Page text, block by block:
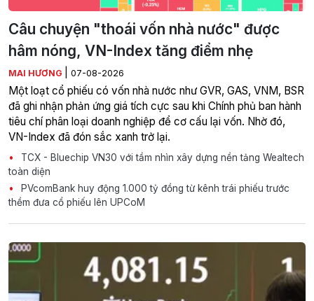
Câu chuyện "thoái vốn nhà nước" được
hâm nóng, VN-Index tăng điểm nhẹ
MAI HƯƠNG 07-08-2026
Một loạt cổ phiếu có vốn nhà nước như GVR, GAS, VNM, BSR
đã ghi nhận phản ứng giá tích cực sau khi Chính phủ ban hành
tiêu chí phân loại doanh nghiệp để cơ cấu lại vốn. Nhờ đó,
VN-Index đã đón sắc xanh trở lại.
TCX - Bluechip VN30 với tầm nhìn xây dựng nền tảng Wealtech
toàn diện
PVcomBank huy động 1.000 tỷ đồng từ kênh trái phiếu trước
thềm đưa cổ phiếu lên UPCoM